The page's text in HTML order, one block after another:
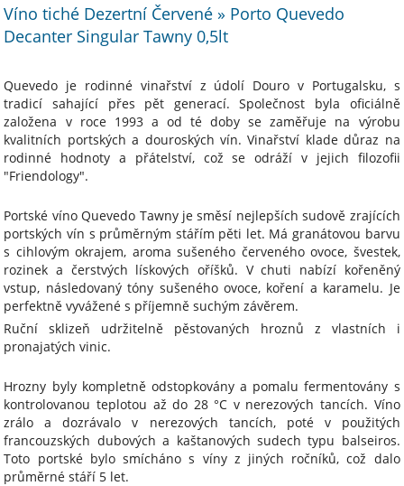
Víno tiché Dezertní Červené » Porto Quevedo
Decanter Singular Tawny 0,5lt
Quevedo je rodinné vinařství z údolí Douro v Portugalsku, s
tradicí sahající přes pět generací. Společnost byla oficiálně
založena v roce 1993 a od té doby se zaměřuje na výrobu
kvalitních portských a douroských vín. Vinařství klade důraz na
rodinné hodnoty a přátelství, což se odráží v jejich filozofii
"Friendology".
Portské víno Quevedo Tawny je směsí nejlepších sudově zrajících
portských vín s průměrným stářím pěti let. Má granátovou barvu
s cihlovým okrajem, aroma sušeného červeného ovoce, švestek,
rozinek a čerstvých lískových oříšků. V chuti nabízí kořeněný
vstup, následovaný tóny sušeného ovoce, koření a karamelu. Je
perfektně vyvážené s příjemně suchým závěrem.
Ruční sklizeň udržitelně pěstovaných hroznů z vlastních i
pronajatých vinic.
Hrozny byly kompletně odstopkovány a pomalu fermentovány s
kontrolovanou teplotou až do 28 °C v nerezových tancích. Víno
zrálo a dozrávalo v nerezových tancích, poté v použitých
francouzských dubových a kaštanových sudech typu balseiros.
Toto portské bylo smícháno s víny z jiných ročníků, což dalo
průměrné stáří 5 let.